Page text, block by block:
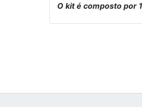
O kit é composto por